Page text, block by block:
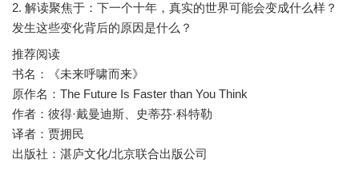
2. 解读聚焦于：下一个十年，真实的世界可能会变成什么样？
推荐阅读
书名：《未来呼啸而来》
原作名：The Future Is Faster than You Think
作者：彼得·戴曼迪斯、史蒂芬·科特勒
译者：贾拥民
出版社：湛庐文化/北京联合出版公司